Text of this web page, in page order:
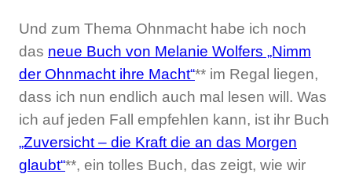
Und zum Thema Ohnmacht habe ich noch
das neue Buch von Melanie Wolfers „Nimm
der Ohnmacht ihre Macht“** im Regal liegen,
dass ich nun endlich auch mal lesen will. Was
ich auf jeden Fall empfehlen kann, ist ihr Buch
„Zuversicht – die Kraft die an das Morgen
glaubt“**, ein tolles Buch, das zeigt, wie wir